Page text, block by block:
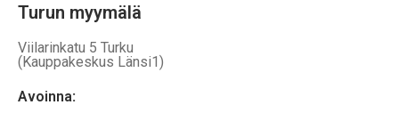
Turun myymälä
Viilarinkatu 5 Turku
(Kauppakeskus Länsi1)
Avoinna: